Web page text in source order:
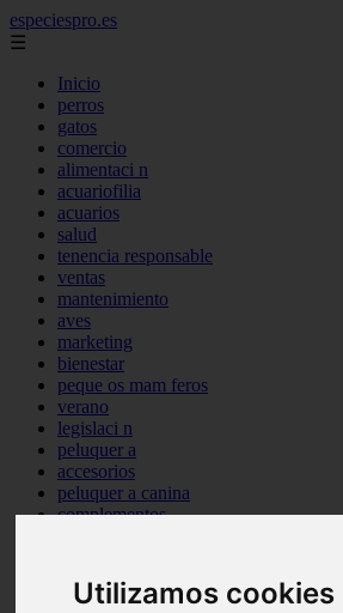
Utilizamos cookies
especiespro.es
☰
Inicio
perros
gatos
comercio
alimentaci n
acuariofilia
acuarios
salud
tenencia responsable
ventas
mantenimiento
aves
marketing
bienestar
peque os mam feros
verano
legislaci n
peluquer a
accesorios
peluquer a canina
complementos
protagonistas
reptiles